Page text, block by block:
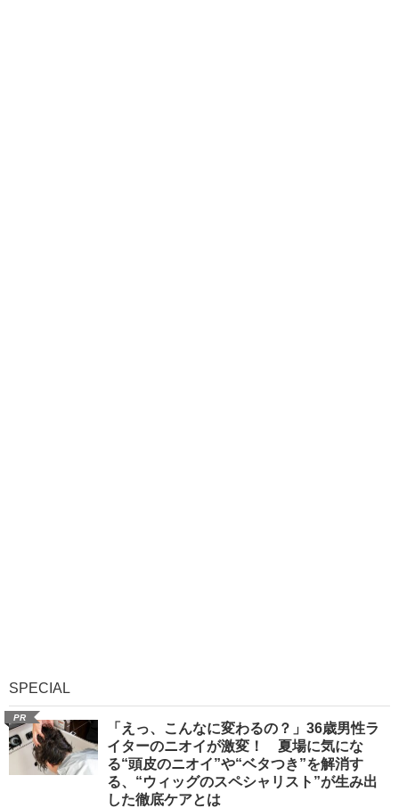
SPECIAL
PR
「えっ、こんなに変わるの？」36歳男性ラ
イターのニオイが激変！ 夏場に気にな
る“頭皮のニオイ”や“ベタつき”を解消す
る、“ウィッグのスペシャリスト”が生み出
した徹底ケアとは